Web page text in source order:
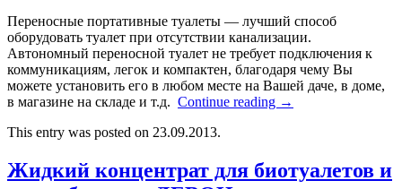
Переносные портативные туалеты — лучший способ
оборудовать туалет при отсутствии канализации.
Автономный переносной туалет не требует подключения к
коммуникациям, легок и компактен, благодаря чему Вы
можете установить его в любом месте на Вашей даче, в доме,
в магазине на складе и т.д. Continue reading →
This entry was posted on 23.09.2013.
Жидкий концентрат для биотуалетов и